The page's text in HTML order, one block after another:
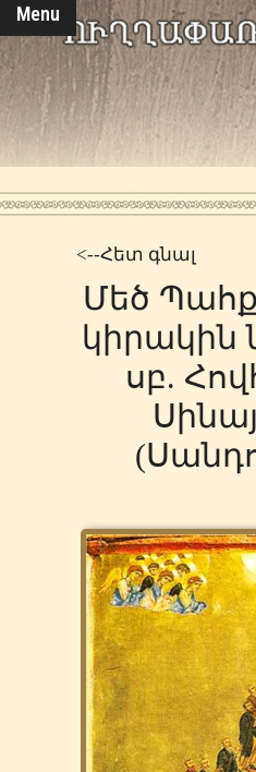
Menu
<--Հետ գնալ
Մեծ
կիրակին
սբ.